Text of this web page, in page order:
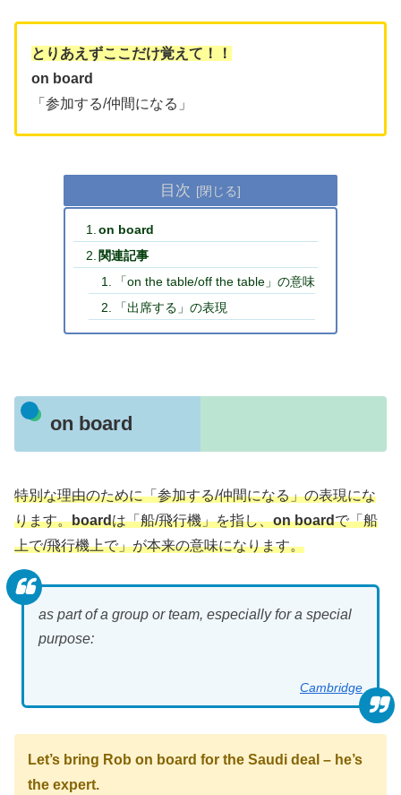
とりあえずここだけ覚えて！！
on board
「参加する/仲間になる」
目次
on board
関連記事
「on the table/off the table」の意味
「出席する」の表現
on board
特別な理由のために「参加する/仲間になる」の表現にな
ります。boardは「船/飛行機」を指し、on boardで「船
上で/飛行機上で」が本来の意味になります。
as part of a group or team, especially for a special
purpose:
Cambridge
Let’s bring Rob on board for the Saudi deal – he’s
the expert.